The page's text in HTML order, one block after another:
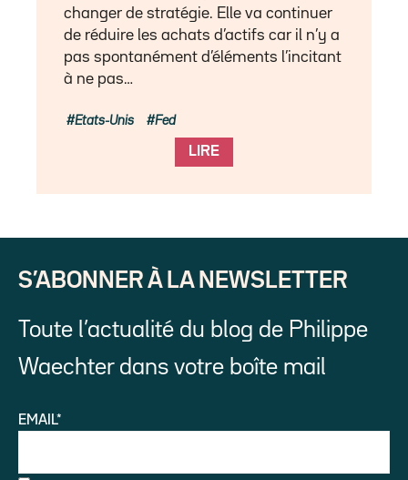
changer de stratégie. Elle va continuer
de réduire les achats d’actifs car il n’y a
pas spontanément d’éléments l’incitant
à ne pas…
LIRE
Etats-Unis Fed
S’ABONNER À LA NEWSLETTER
Toute l’actualité du blog de Philippe
Waechter dans votre boîte mail
EMAIL*